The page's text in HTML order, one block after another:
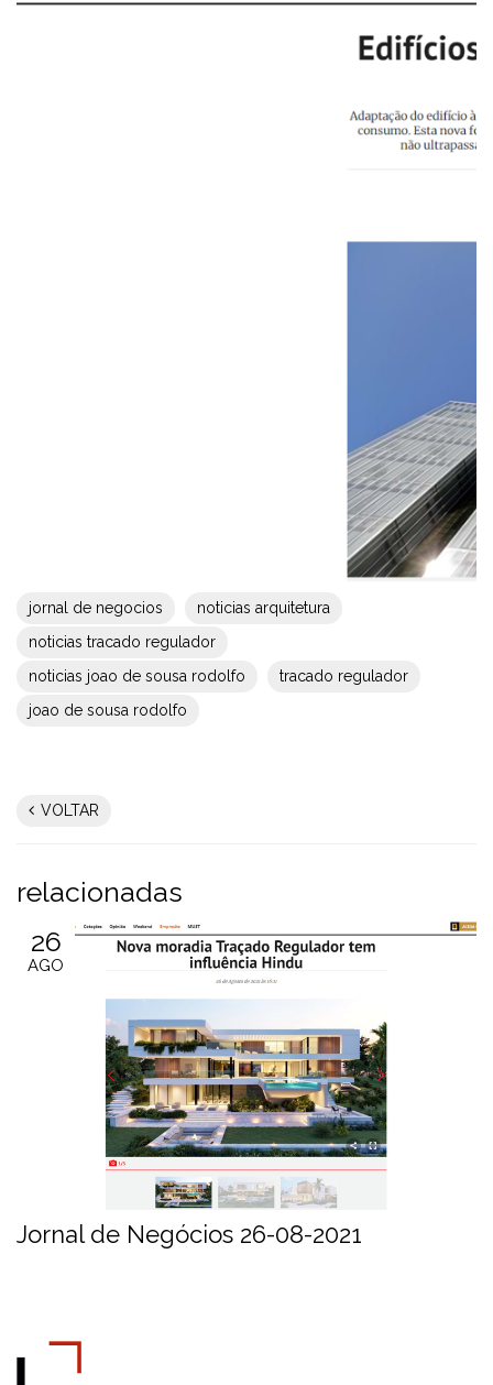
jornal de negocios
noticias arquitetura
noticias tracado regulador
noticias joao de sousa rodolfo
tracado regulador
joao de sousa rodolfo
VOLTAR
relacionadas
26
AGO
Jornal de Negócios 26-08-2021